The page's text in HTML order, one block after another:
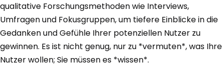
qualitative Forschungsmethoden wie Interviews,
Umfragen und Fokusgruppen, um tiefere Einblicke in die
Gedanken und Gefühle Ihrer potenziellen Nutzer zu
gewinnen. Es ist nicht genug, nur zu *vermuten*, was Ihre
Nutzer wollen; Sie müssen es *wissen*.